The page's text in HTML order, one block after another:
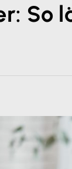
So